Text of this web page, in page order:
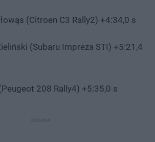
(Citroen C3 Rally2) +4:34,0 s
(Subaru Impreza STI) +5:21,4
208 Rally4) +5:35,0 s